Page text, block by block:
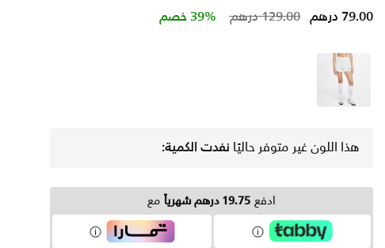
Price reduced from
129.00 درهم to 79.00 درهم 39% خصم
أبيض
هذا اللون غير متوفر حاليًا نفدت الكمية:
ادفع 19.75 درهم شهرياً مع